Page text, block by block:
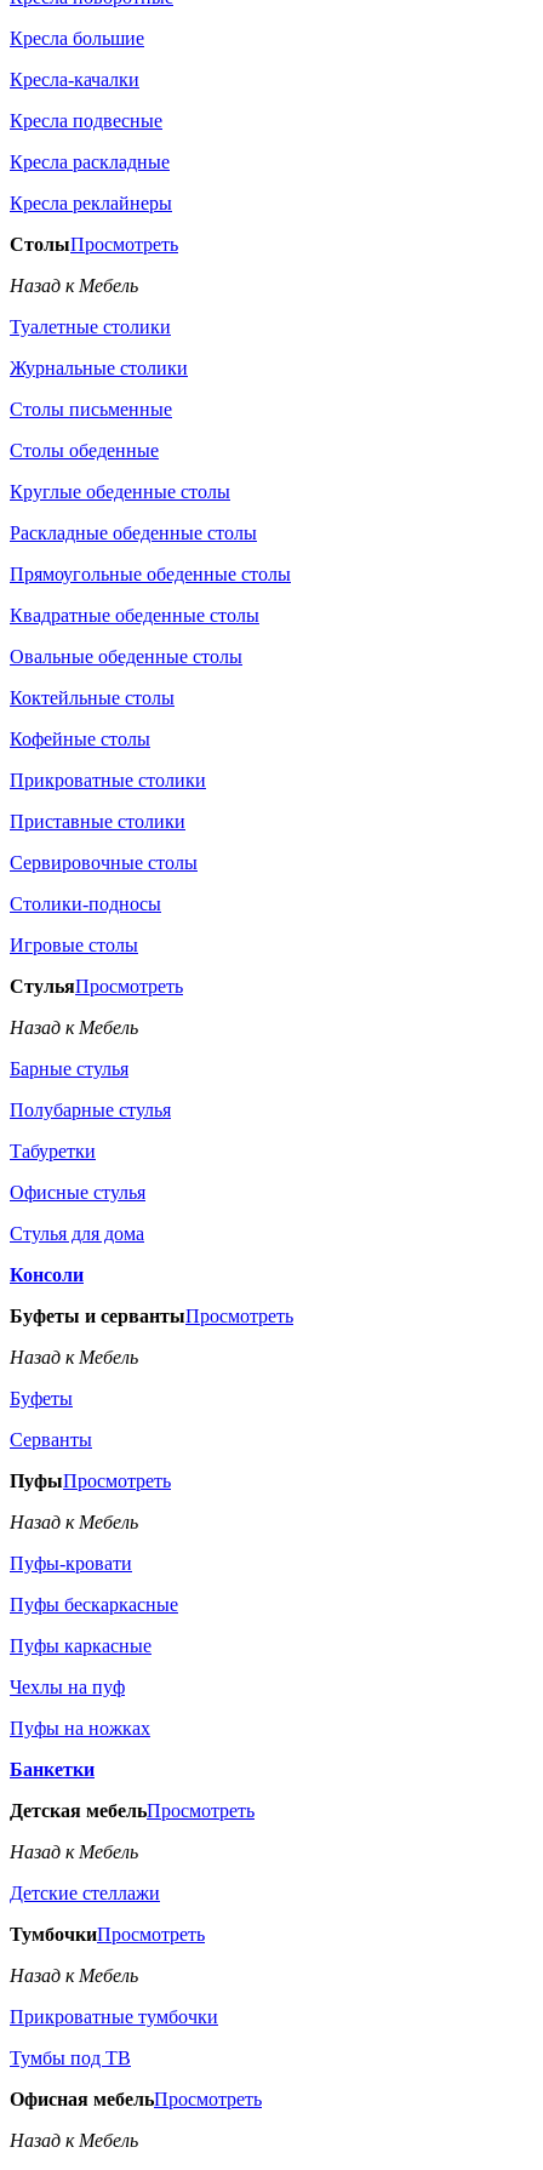
Кресла большие
Кресла-качалки
Кресла подвесные
Кресла раскладные
Кресла реклайнеры
СтолыПросмотреть
Назад к Мебель
Туалетные столики
Журнальные столики
Столы письменные
Столы обеденные
Круглые обеденные столы
Раскладные обеденные столы
Прямоугольные обеденные столы
Квадратные обеденные столы
Овальные обеденные столы
Коктейльные столы
Кофейные столы
Прикроватные столики
Приставные столики
Сервировочные столы
Столики-подносы
Игровые столы
СтульяПросмотреть
Назад к Мебель
Барные стулья
Полубарные стулья
Табуретки
Офисные стулья
Стулья для дома
Консоли
Буфеты и сервантыПросмотреть
Назад к Мебель
Буфеты
Серванты
ПуфыПросмотреть
Назад к Мебель
Пуфы-кровати
Пуфы бескаркасные
Пуфы каркасные
Чехлы на пуф
Пуфы на ножках
Банкетки
Детская мебельПросмотреть
Назад к Мебель
Детские стеллажи
ТумбочкиПросмотреть
Назад к Мебель
Прикроватные тумбочки
Тумбы под ТВ
Офисная мебельПросмотреть
Назад к Мебель